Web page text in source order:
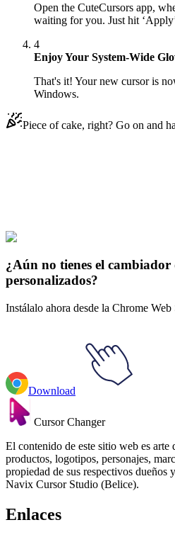
Open the CuteCursors app,
waiting for you. Just hit
4
Enjoy Your System-Wide
That's it! Your new cursor is
Windows.
Piece of cake, right? Go on and
Explore All Collections
¿Aún no tienes el cambiador
personalizados?
Instálalo ahora desde la Chrome
Download
Cursor Changer
El contenido de este sitio web es arte
productos, logotipos, personajes,
propiedad de sus respectivos dueños
Navix Cursor Studio (Belice).
Enlaces